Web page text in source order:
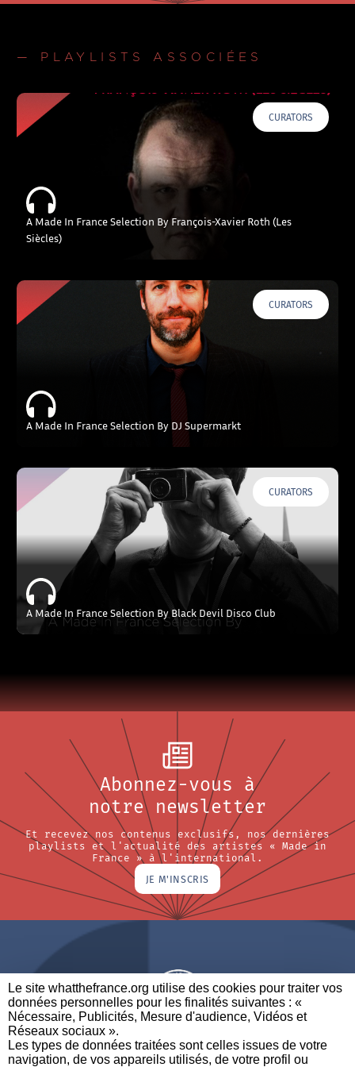
Le site whatthefrance.org utilise des cookies pour traiter vos
données personnelles pour les finalités suivantes : «
Nécessaire, Publicités, Mesure d'audience, Vidéos et
Réseaux sociaux ». ​
Les types de données traitées sont celles issues de votre
navigation, de vos appareils utilisés, de votre profil ou
— PLAYLISTS ASSOCIÉES
CURATORS
A Made In France Selection By François-Xavier Roth (Les
Siècles)
CURATORS
A Made In France Selection By DJ Supermarkt
CURATORS
A Made In France Selection By Black Devil Disco Club
Abonnez-vous à
notre newsletter
Et recevez nos contenus exclusifs, nos dernières
playlists et l'actualité des artistes « Made in
France » à l'international.
JE M'INSCRIS
A BRAND OF